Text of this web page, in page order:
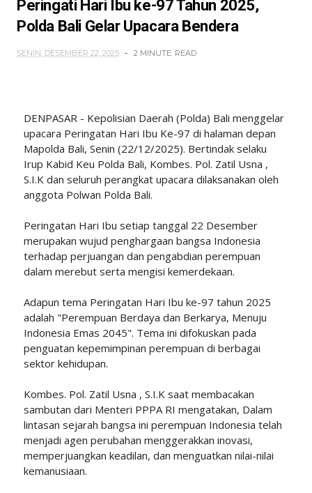
Peringati Hari Ibu ke-97 Tahun 2025,
Polda Bali Gelar Upacara Bendera
SENIN, DESEMBER 22, 2025 2 MINUTE READ
DENPASAR - Kepolisian Daerah (Polda) Bali menggelar
upacara Peringatan Hari Ibu Ke-97 di halaman depan
Mapolda Bali, Senin (22/12/2025). Bertindak selaku
Irup Kabid Keu Polda Bali, Kombes. Pol. Zatil Usna ,
S.I.K dan seluruh perangkat upacara dilaksanakan oleh
anggota Polwan Polda Bali.
Peringatan Hari Ibu setiap tanggal 22 Desember
merupakan wujud penghargaan bangsa Indonesia
terhadap perjuangan dan pengabdian perempuan
dalam merebut serta mengisi kemerdekaan.
Adapun tema Peringatan Hari Ibu ke-97 tahun 2025
adalah "Perempuan Berdaya dan Berkarya, Menuju
Indonesia Emas 2045". Tema ini difokuskan pada
penguatan kepemimpinan perempuan di berbagai
sektor kehidupan.
Kombes. Pol. Zatil Usna , S.I.K saat membacakan
sambutan dari Menteri PPPA RI mengatakan, Dalam
lintasan sejarah bangsa ini perempuan Indonesia telah
menjadi agen perubahan menggerakkan inovasi,
memperjuangkan keadilan, dan menguatkan nilai-nilai
kemanusiaan.